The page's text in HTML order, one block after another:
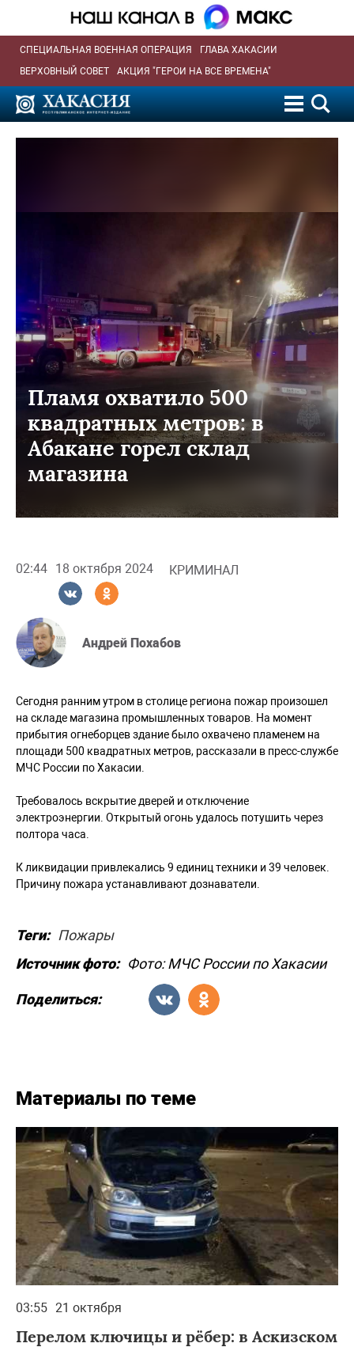
СПЕЦИАЛЬНАЯ ВОЕННАЯ ОПЕРАЦИЯ
ГЛАВА ХАКАСИИ
ВЕРХОВНЫЙ СОВЕТ
АКЦИЯ "ГЕРОИ НА ВСЕ ВРЕМЕНА"
Пламя охватило 500
квадратных метров: в
Абакане горел склад
магазина
02:44 18 октября 2024 КРИМИНАЛ
Андрей Похабов
Сегодня ранним утром в столице региона пожар произошел
на складе магазина промышленных товаров. На момент
прибытия огнеборцев здание было охвачено пламенем на
площади 500 квадратных метров, рассказали в пресс-службе
МЧС России по Хакасии.
Требовалось вскрытие дверей и отключение
электроэнергии. Открытый огонь удалось потушить через
полтора часа.
К ликвидации привлекались 9 единиц техники и 39 человек.
Причину пожара устанавливают дознаватели.
Теги: Пожары
Источник фото: Фото: МЧС России по Хакасии
Поделиться:
Материалы по теме
03:55 21 октября
Перелом ключицы и рёбер: в Аскизском